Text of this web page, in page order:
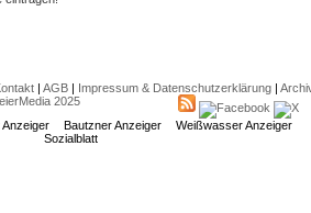
| AGB| Impressum & Datenschutzerklärung|
2025
Bautzner Anzeiger
Weißwasser Anzeiger
Sozialblatt